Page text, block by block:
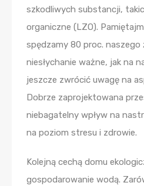
szkodliwych substancji,
organiczne (LZO).
spędzamy 80 proc.
niesłychanie ważne, jak na
jeszcze zwrócić uwagę na
Dobrze zaprojektowana
niebagatelny wpływ na
na poziom stresu i zdrowie.
Kolejną cechą domu
gospodarowanie wodą.